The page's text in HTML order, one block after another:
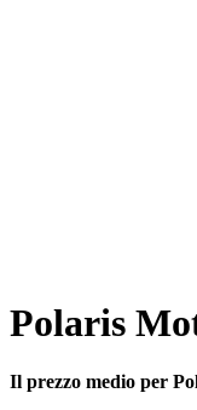
Polaris
Il prezzo medio per